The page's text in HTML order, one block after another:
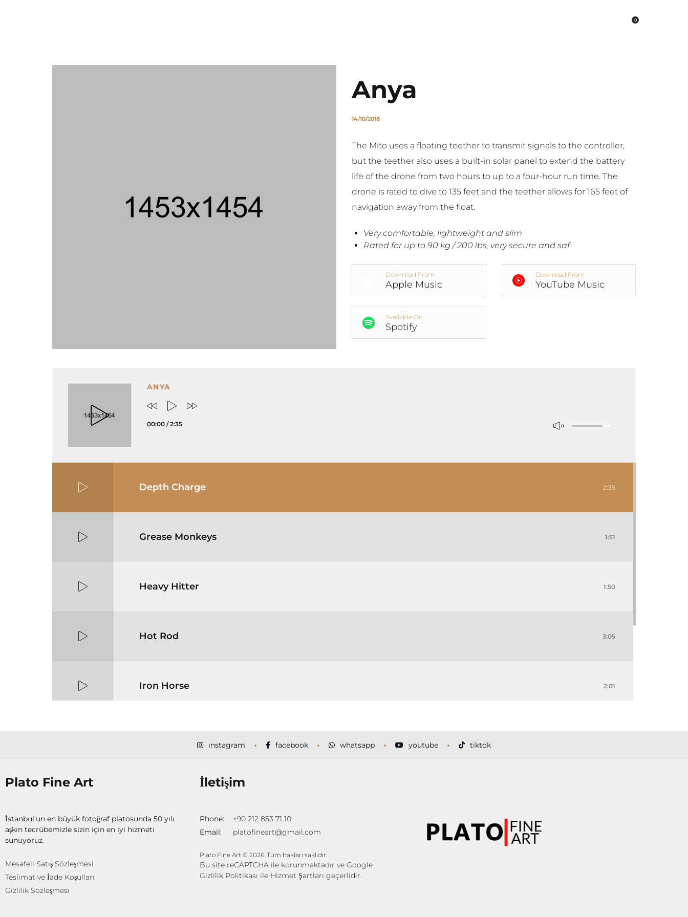
0
Anya
14/10/2018
The Mito uses a floating teether to transmit signals to the controller,
but the teether also uses a built-in solar panel to extend the battery
life of the drone from two hours to up to a four-hour run time. The
drone is rated to dive to 135 feet and the teether allows for 165 feet of
navigation away from the float.
Very comfortable, lightweight and slim
Rated for up to 90 kg / 200 lbs, very secure and saf
Download From
Apple Music
Download From
YouTube Music
Available On
Spotify
ANYA
00:00 / 2:35
Depth Charge 2:35
Grease Monkeys 1:51
Heavy Hitter 1:50
Hot Rod 3:05
Iron Horse 2:01
Meat Grinder
instagram facebook whatsapp youtube tiktok
Plato Fine Art
İstanbul'un en büyük fotoğraf platosunda 50 yılı
aşkın tecrübemizle sizin için en iyi hizmeti
sunuyoruz.
Mesafeli Satış Sözleşmesi
Teslimat ve İade Koşulları
Gizlilik Sözleşmesi
İletişim
Phone:
+90 212 853 71 10
Email:
platofineart@gmail.com
Plato Fine Art © 2026. Tüm hakları saklıdır.
Bu site reCAPTCHA ile korunmaktadır ve Google
Gizlilik Politikası ile Hizmet Şartları geçerlidir.